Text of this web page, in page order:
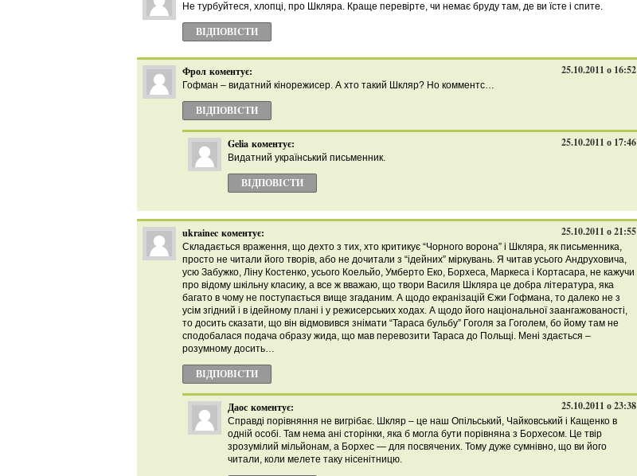
Не турбуйтеся, хлопці, про Шкляра. Краще перевірте, чи немає бруду там, де ви їсте і спите.
ВІДПОВІCТИ
Фрол коментує: 25.10.2011 о 16:52
Гофман – видатний кінорежисер. А хто такий Шкляр? Но комментс…
ВІДПОВІCТИ
Gelia коментує: 25.10.2011 о 17:46
Видатний український письменник.
ВІДПОВІCТИ
ukrainec коментує: 25.10.2011 о 21:55
Складається враження, що дехто з тих, хто критикує “Чорного ворона” і Шкляра, як письменника,
просто не читали його творів, або не дочитали з “ідейних” міркувань. Я читав усього Андруховича,
усю Забужко, Ліну Костенко, усього Коельйо, Умберто Еко, Борхеса, Маркеса і Кортасара, не кажучи
про відому шкільну класику, а все ж вважаю, що твори Василя Шкляра це добра література, яка
багато в чому не поступається вище згаданим. А щодо екранізацій Єжи Гофмана, то далеко не з
усім згідний і в ідейному плані і у режисерських ходах. А щодо його національної заангажованості,
то досить сказати, що він відмовився знімати “Тараса бульбу” Гоголя за Гоголем, бо йому там не
сподобалася подача образу жида, що мав перевозити Тараса до Польщі. Мені здається –
розумному досить…
ВІДПОВІCТИ
Даос коментує: 25.10.2011 о 23:38
Справді порівняння не вигрібає. Шкляр – це наш Опільський, Чайковський і Кащенко в
одній особі. Там нема ані сторінки, яка б могла бути порівняна з Борхесом. Це твір
зрозумілий мільйонам, а Борхес — для посвячених. Тому дуже сумнівно, що ви його
читали, коли мелете таку нісенітницю.